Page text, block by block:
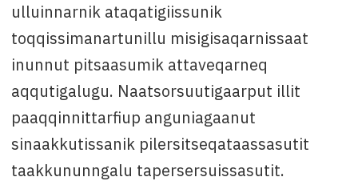
ulluinnarnik ataqatigiissunik
toqqissimanartunillu misigisaqarnissaat
inunnut pitsaasumik attaveqarneq
aqqutigalugu. Naatsorsuutigaarput illit
paaqqinnittarfiup anguniagaanut
sinaakkutissanik pilersitseqataassasutit
taakkununngalu tapersersuissasutit.